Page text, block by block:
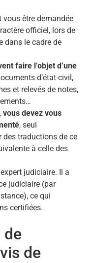
vous être demandée
officiel, lors de
dans le cadre de
faire l’objet d’une
d’état-civil,
et relevés de notes,
vous devez vous
, seul
traductions de ce
à celle des
judiciaire. Il a
judiciaire (par
ce qui
certifiées.
de
de